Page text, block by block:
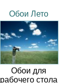
Обои Лето
Обои для
рабочего стола